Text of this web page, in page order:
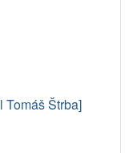
Tomáš Štrba]